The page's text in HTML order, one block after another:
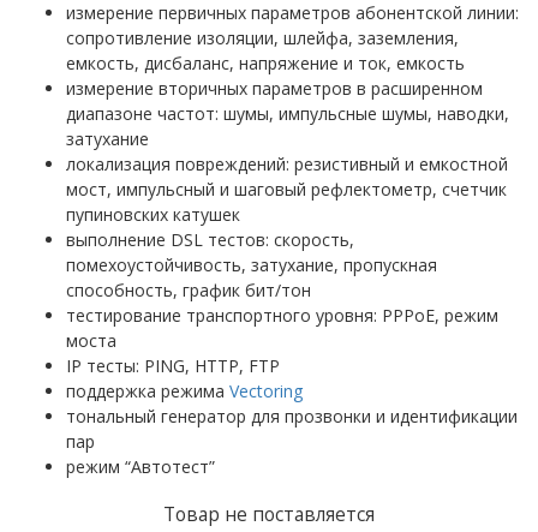
измерение первичных параметров абонентской линии:
сопротивление изоляции, шлейфа, заземления,
емкость, дисбаланс, напряжение и ток, емкость
измерение вторичных параметров в расширенном
диапазоне частот: шумы, импульсные шумы, наводки,
затухание
локализация повреждений: резистивный и емкостной
мост, импульсный и шаговый рефлектометр, счетчик
пупиновских катушек
выполнение DSL тестов: скорость,
помехоустойчивость, затухание, пропускная
способность, график бит/тон
тестирование транспортного уровня: PPPoE, режим
моста
IP тесты: PING, HTTP, FTP
поддержка режима Vectoring
тональный генератор для прозвонки и идентификации
пар
режим “Автотест”
Товар не поставляется